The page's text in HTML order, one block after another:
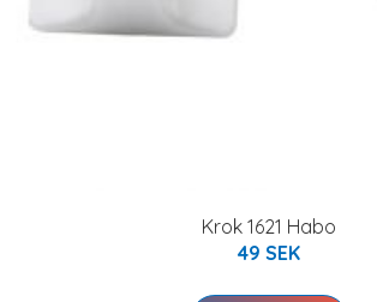
Krok 1621 Habo
49 SEK